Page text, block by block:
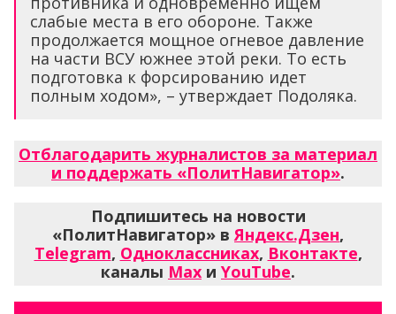
слабые места в его обороне. Также
продолжается мощное огневое давление
на части ВСУ южнее этой реки. То есть
подготовка к форсированию идет
полным ходом», – утверждает Подоляка.
Отблагодарить журналистов за материал
и поддержать «ПолитНавигатор».
Подпишитесь на новости
«ПолитНавигатор» вЯндекс.Дзен,
Telegram, Одноклассниках, Вконтакте,
каналы Max и YouTube.